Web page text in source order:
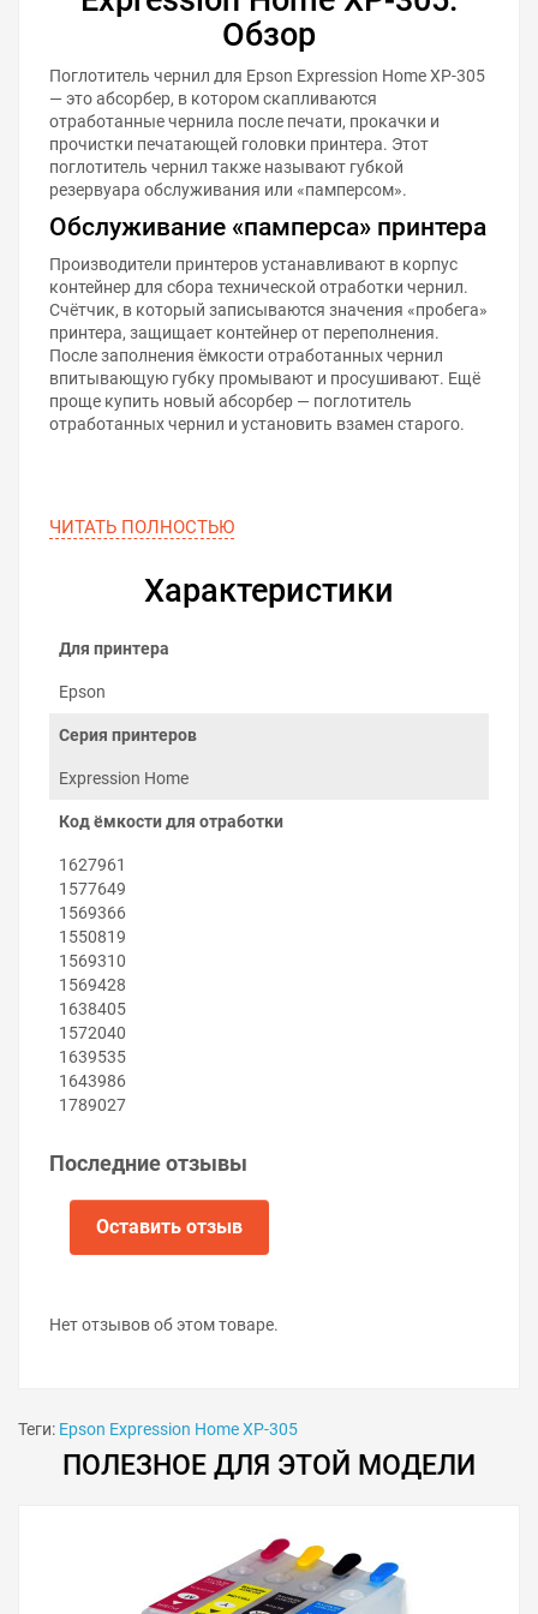
Обзор
Поглотитель чернил для Epson Expression Home XP-305
— это абсорбер, в котором скапливаются
отработанные чернила после печати, прокачки и
прочистки печатающей головки принтера. Этот
поглотитель чернил также называют губкой
резервуара обслуживания или «памперсом».
Обслуживание «памперса» принтера
Производители принтеров устанавливают в корпус
контейнер для сбора технической отработки чернил.
Счётчик, в который записываются значения «пробега»
принтера, защищает контейнер от переполнения.
После заполнения ёмкости отработанных чернил
впитывающую губку промывают и просушивают. Ещё
проще купить новый абсорбер — поглотитель
отработанных чернил и установить взамен старого.
на Epson Expression Home XP-305
Заменить абсорбер можно самостоятельно:
Выключите принтер.
Выкрутите винт с задней стороны принтера
возле резервуара обслуживания.
Снимите контейнер отработанных чернил.
Извлеките элементы старого поглотителя
чернил.
Вложите элементы нового поглотителя чернил в
контейнер.
Включите принтер.
Советы по продлению срока
ЧИТАТЬ ПОЛНОСТЬЮ
Характеристики
Для принтера
Epson
Серия принтеров
Expression Home
Код ёмкости для отработки
1627961
1577649
1569366
1550819
1569310
1569428
1638405
1572040
1639535
1643986
1789027
Последние отзывы
Оставить отзыв
Нет отзывов об этом товаре.
Теги: Epson Expression Home XP-305
ПОЛЕЗНОЕ ДЛЯ ЭТОЙ МОДЕЛИ